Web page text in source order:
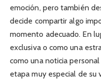
emoción, pero también
decide compartir algo
momento adecuado. En
exclusiva o como una
como una noticia
etapa muy especial de su